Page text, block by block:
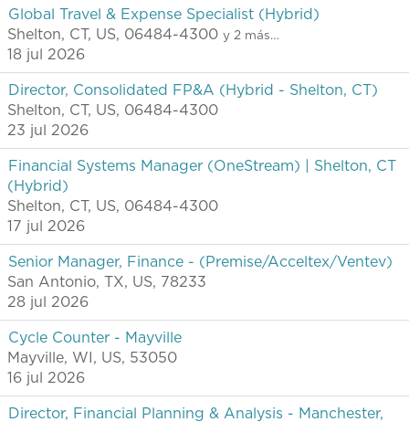
Global Travel & Expense Specialist (Hybrid)
Shelton, CT, US, 06484-4300 y 2 más…
18 jul 2026
Director, Consolidated FP&A (Hybrid - Shelton, CT)
Shelton, CT, US, 06484-4300
23 jul 2026
Financial Systems Manager (OneStream) | Shelton, CT
(Hybrid)
Shelton, CT, US, 06484-4300
17 jul 2026
Senior Manager, Finance - (Premise/Acceltex/Ventev)
San Antonio, TX, US, 78233
28 jul 2026
Cycle Counter - Mayville
Mayville, WI, US, 53050
16 jul 2026
Director, Financial Planning & Analysis - Manchester,